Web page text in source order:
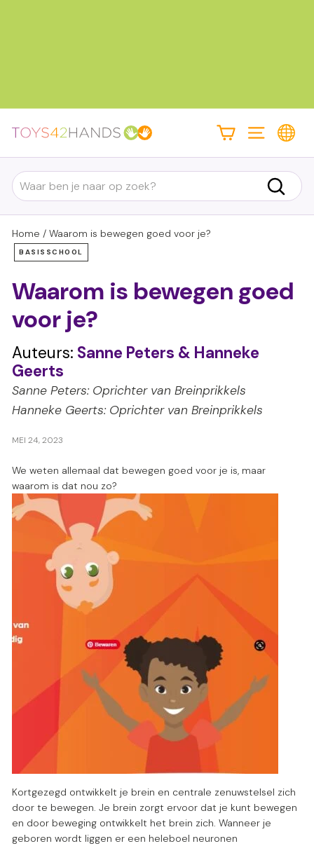
T
o
y
s
4
2
h
n
d
s
Site navigatie
Search
Zoek
Home / Waarom is bewegen goed voor je?
BASISSCHOOL
Waarom is bewegen goed
voor je?
Auteurs: Sanne Peters & Hanneke
Geerts
Sanne Peters: Oprichter van Breinprikkels
Hanneke Geerts: Oprichter van Breinprikkels
MEI 24, 2023
We weten allemaal dat bewegen goed voor je is, maar
waarom is dat nou zo?
Kortgezegd ontwikkelt je brein en centrale zenuwstelsel zich
door te bewegen. Je brein zorgt ervoor dat je kunt bewegen
en door beweging ontwikkelt het brein zich. Wanneer je
geboren wordt liggen er een heleboel neuronen